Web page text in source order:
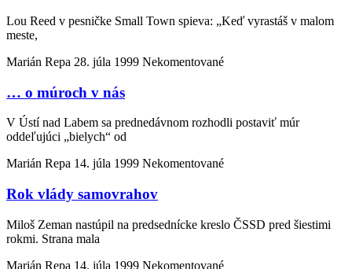
Lou Reed v pesničke Small Town spieva: „Keď vyrastáš v malom
meste,
Marián Repa 28. júla 1999 Nekomentované
… o múroch v nás
V Ústí nad Labem sa prednedávnom rozhodli postaviť múr
oddeľujúci „bielych“ od
Marián Repa 14. júla 1999 Nekomentované
Rok vlády samovrahov
Miloš Zeman nastúpil na predsednícke kreslo ČSSD pred šiestimi
rokmi. Strana mala
Marián Repa 14. júla 1999 Nekomentované